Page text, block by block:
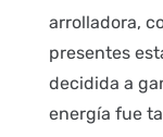
arrolladora,
presentes
decidida a
energía fue